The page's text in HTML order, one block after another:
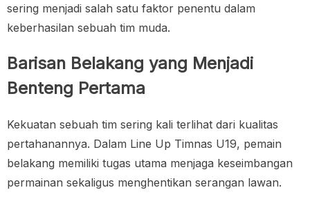
sering menjadi salah satu faktor penentu dalam
keberhasilan sebuah tim muda.
Barisan Belakang yang Menjadi
Benteng Pertama
Kekuatan sebuah tim sering kali terlihat dari kualitas
pertahanannya. Dalam Line Up Timnas U19, pemain
belakang memiliki tugas utama menjaga keseimbangan
permainan sekaligus menghentikan serangan lawan.